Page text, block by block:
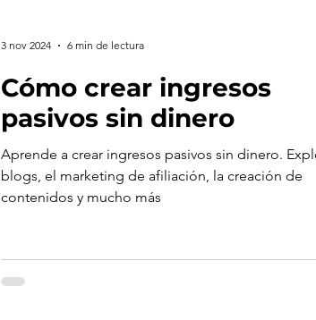
Cómo crear ingresos
pasivos sin dinero
Aprende a crear ingresos pasivos sin dinero.
blogs, el marketing de afiliación, la creación de
contenidos y mucho más
3 nov 2024 6 min de lectura